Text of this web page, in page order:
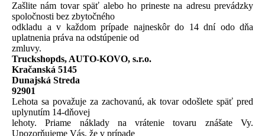
Zašlite nám tovar späť alebo ho prineste na adresu prevádzky
spoločnosti bez zbytočného
odkladu a v každom prípade najneskôr do 14 dní odo dňa
uplatnenia práva na odstúpenie od
zmluvy.
Truckshopds, AUTO-KOVO, s.r.o.
Kračanská 5145
Dunajská Streda
92901
Lehota sa považuje za zachovanú, ak tovar odošlete späť pred
uplynutím 14-dňovej
lehoty. Priame náklady na vrátenie tovaru znášate Vy.
Upozorňujeme Vás, že v prípade